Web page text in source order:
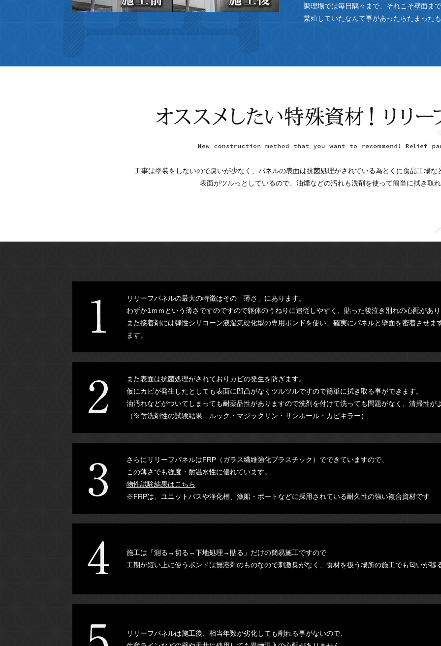
調理場では毎日隅々まで、それこそ壁面ま
繁殖していたなんて事があったらたまった
工事は塗装をしないので臭いが少なく、パネルの表面は抗菌処理がされている為とくに食品工場な
表面がツルっとしているので、油煙などの汚れも洗剤を使って簡単に拭き取
リリーフパネルの最大の特徴はその「薄さ」にあります。
わずか1ｍｍという薄さですのですので躯体のうねりに追従しやすく、貼った後泣き別れの心配があ
また接着剤には弾性シリコーン液湿気硬化型の専用ボンドを使い、確実にパネルと壁面を密着させ
ます。
また表面は抗菌処理がされておりカビの発生を防ぎます。
仮にカビが発生したとしても表面に凹凸がなくツルツルですので簡単に拭き取る事ができます。
油汚れなどがついてしまっても耐薬品性がありますので洗剤を付けて洗っても問題がなく、清掃性が
（※耐洗剤性の試験結果…ルック・マジックリン・サンポール・カビキラー）
さらにリリーフパネルはFRP（ガラス繊維強化プラスチック）でできていますので、
この薄さでも強度・耐温水性に優れています。
物性試験結果はこちら
※FRPは、ユニットバスや浄化槽、漁船・ボートなどに採用されている耐久性の強い複合資材です
施工は「測る→切る→下地処理→貼る」だけの簡易施工ですので
工期が短い上に使うボンドは無溶剤のものなので刺激臭がなく、食材を扱う場所の施工でも匂いが移
リリーフパネルは施工後、相当年数が劣化しても削れる事がないので、